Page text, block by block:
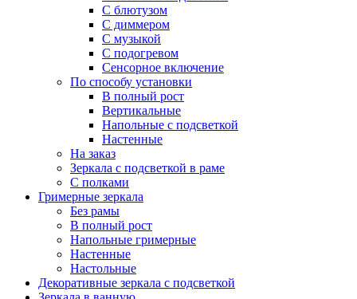
С блютузом
С диммером
С музыкой
С подогревом
Сенсорное включение
По способу установки
В полный рост
Вертикальные
Напольные с подсветкой
Настенные
На заказ
Зеркала с подсветкой в раме
С полками
Гримерные зеркала
Без рамы
В полный рост
Напольные гримерные
Настенные
Настольные
Декоративные зеркала с подсветкой